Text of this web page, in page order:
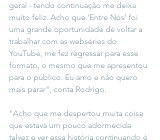
geral - tendo continuação me deixa
muito feliz. Acho que 'Entre Nós' foi
uma grande oportunidade de voltar a
trabalhar com as webséries do
YouTube, me fez regressar para esse
formato, o mesmo que me apresentou
para o público. Eu amo e não quero
mais parar", conta Rodrigo.
"Acho que me despertou muita coisa
que estava um pouco adormecida
talvez e ver essa história continuando é